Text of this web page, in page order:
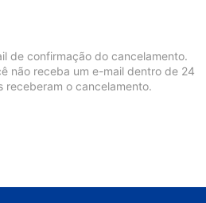
de confirmação do cancelamento.
não receba um e-mail dentro de 24
receberam o cancelamento.